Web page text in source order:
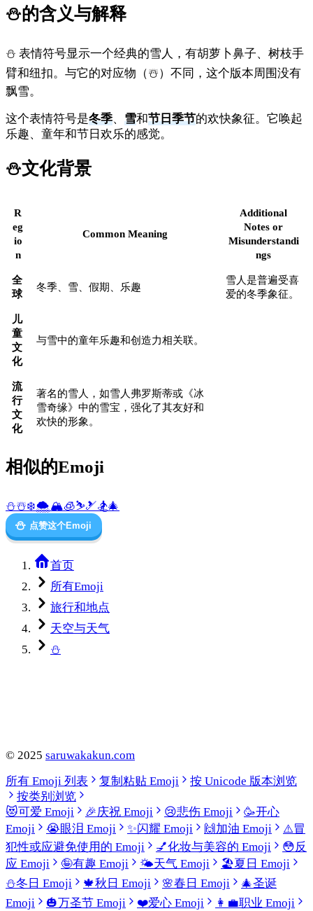
⛄的含义与解释
⛄ 表情符号显示一个经典的雪人，有胡萝卜鼻子、树枝手
臂和纽扣。与它的对应物（☃️）不同，这个版本周围没有
飘雪。
这个表情符号是冬季、 雪和节日季节的欢快象征。它唤起
乐趣、童年和节日欢乐的感觉。
⛄文化背景
R
eg
io
n
Common Meaning
Additional
Notes or
Misunderstandi
ngs
全
球
冬季、雪、假期、乐趣
雪人是普遍受喜
爱的冬季象征。
儿
童
文
化
与雪中的童年乐趣和创造力相关联。
流
行
文
化
著名的雪人，如雪人弗罗斯蒂或《冰
雪奇缘》中的雪宝，强化了其友好和
欢快的形象。
相似的Emoji
⛄☃️❄️🌨️🏔️🧊⛷️🎿🏂🎄
⛄ 点赞这个Emoji
首页
所有Emoji
旅行和地点
天空与天气
⛄
© 2025 saruwakakun.com
所有 Emoji 列表
复制粘贴 Emoji
按 Unicode 版本浏览
按类别浏览
😻可爱 Emoji 🎉庆祝 Emoji 😢悲伤 Emoji 🥳开心
Emoji
😭眼泪 Emoji ✨闪耀 Emoji 🙌 加油 Emoji ⚠️冒
犯性或应避免使用的 Emoji
💅化妆与美容的 Emoji 😳反
应 Emoji
🤪有趣 Emoji 🌤️天气 Emoji 🏖️夏日 Emoji
⛄冬日 Emoji 🍁秋日 Emoji 🌸春日 Emoji 🎄圣诞
Emoji
🎃万圣节 Emoji ❤️爱心 Emoji 👩‍💼职业 Emoji